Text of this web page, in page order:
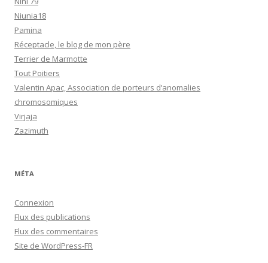
Niunia18
Pamina
Réceptacle, le blog de mon père
Terrier de Marmotte
Tout Poitiers
Valentin Apac, Association de porteurs d’anomalies
chromosomiques
Virjaja
Zazimuth
MÉTA
Connexion
Flux des publications
Flux des commentaires
Site de WordPress-FR